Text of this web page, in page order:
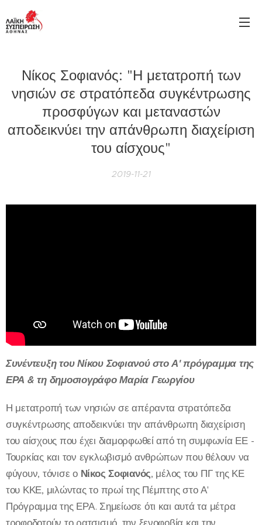
Νίκος Σοφιανός: "Η μετατροπή των
νησιών σε στρατόπεδα συγκέντρωσης
προσφύγων και μεταναστών
αποδεικνύει την απάνθρωπη διαχείριση
του αίσχους"
2019-11-21
Συνέντευξη του Νίκου Σοφιανού στο Α' πρόγραμμα της
ΕΡΑ & τη δημοσιογράφο Μαρία Γεωργίου
Η μετατροπή των νησιών σε απέραντα στρατόπεδα
συγκέντρωσης αποδεικνύει την απάνθρωπη διαχείριση
του αίσχους που έχει διαμορφωθεί από τη συμφωνία ΕΕ -
Τουρκίας και τον εγκλωβισμό ανθρώπων που θέλουν να
φύγουν, τόνισε ο Νίκος Σοφιανός, μέλος του ΠΓ της ΚΕ
του ΚΚΕ, μιλώντας το πρωί της Πέμπτης στο Α'
Πρόγραμμα της ΕΡΑ. Σημείωσε ότι και αυτά τα μέτρα